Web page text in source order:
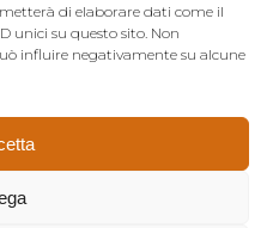
di elaborare dati come il
unici su questo sito. Non
influire negativamente su alcune